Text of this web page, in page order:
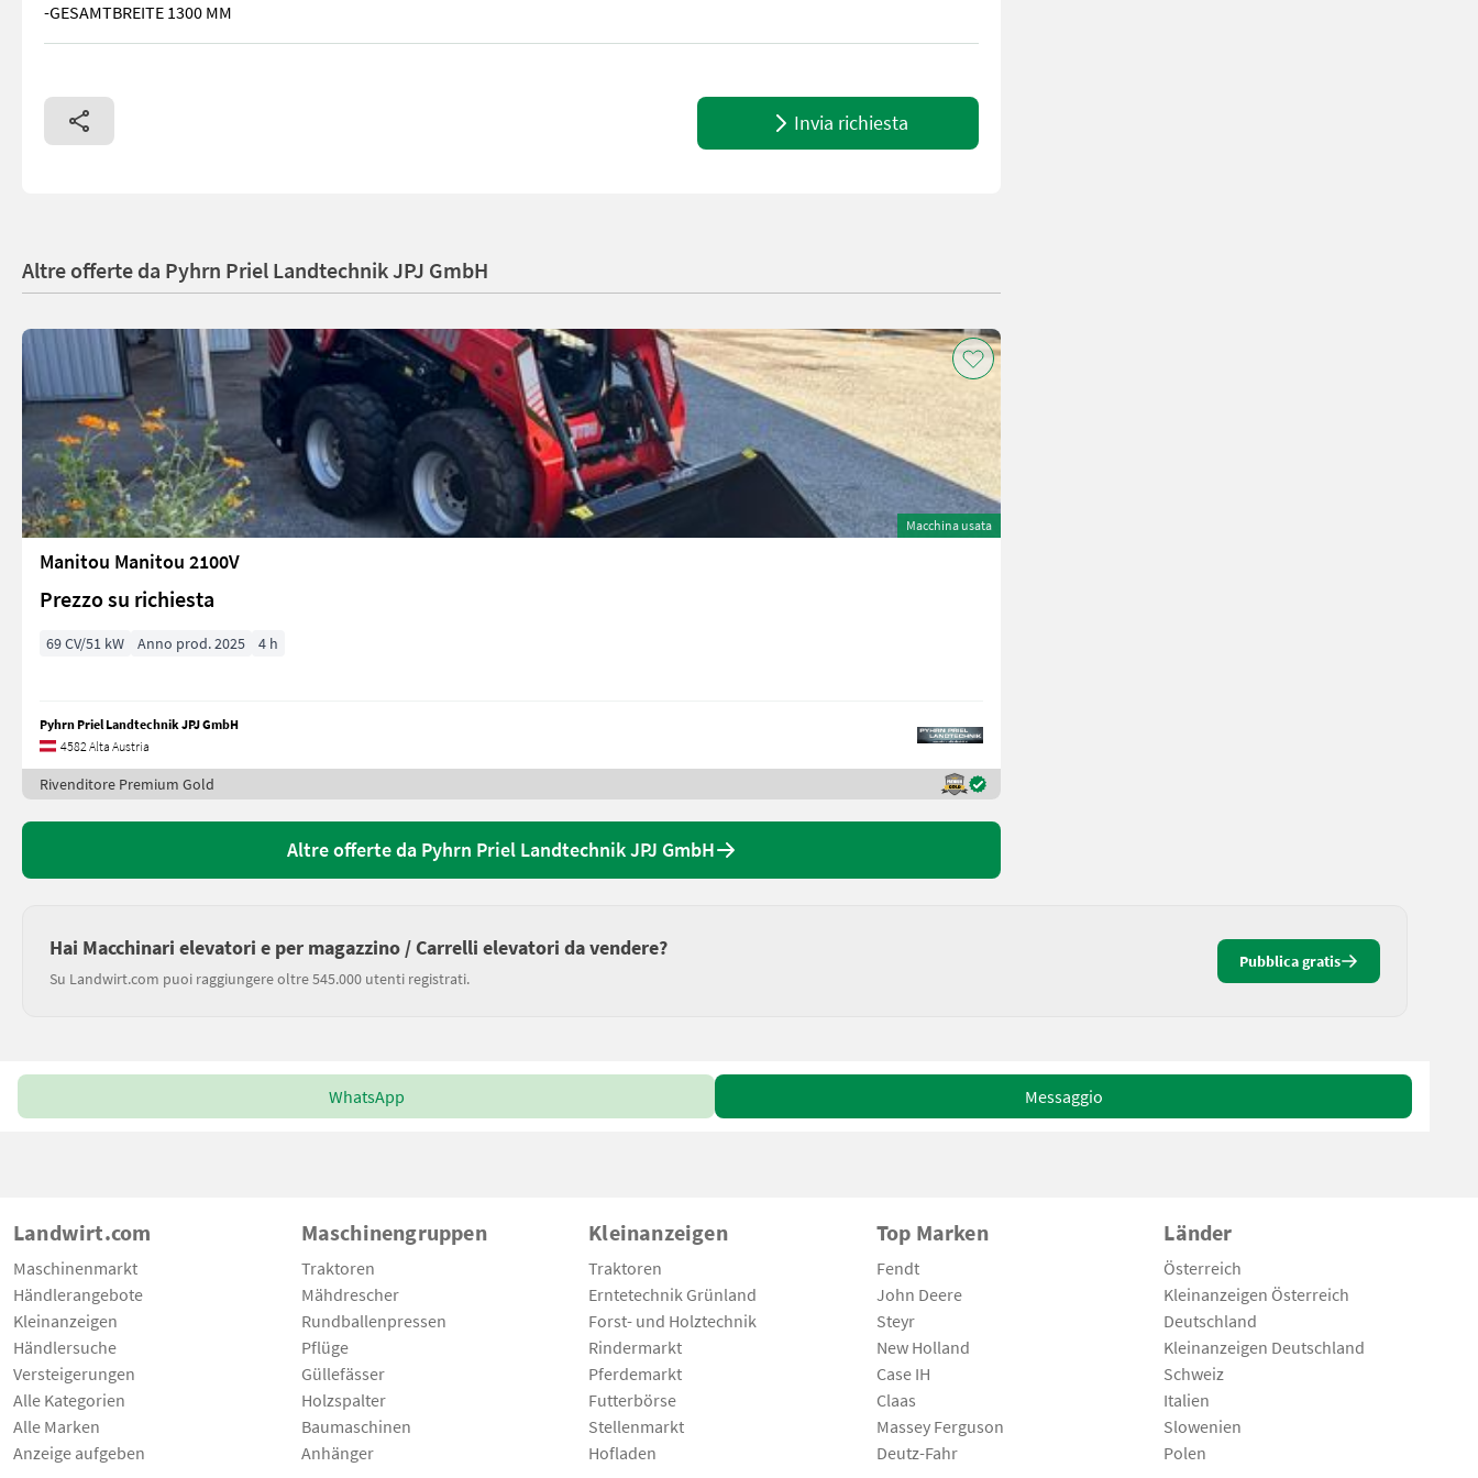
-GESAMTBREITE 1300 MM
Manitou MSI 30 D -MAST TRIPLEX MIT FREIHUB FLT 4700 MM -MASTNEIGUNG 1210 VORZURUCK -GABELTRAGER BREITE 1260 MM -GABEL 100X45X1200 MM -JSM JOYSTICK SWITCH AND MOVE 3.
Invia richiesta
Altre offerte da Pyhrn Priel Landtechnik JPJ GmbH
Macchina usata
Manitou Manitou 2100V
Prezzo su richiesta
69 CV/51 kW Anno prod. 2025 4 h
Pyhrn Priel Landtechnik JPJ GmbH
4582 Alta Austria
Rivenditore Premium Gold
Altre offerte da Pyhrn Priel Landtechnik JPJ GmbH
Hai Macchinari elevatori e per magazzino / Carrelli elevatori da vendere?
Su Landwirt.com puoi raggiungere oltre 545.000 utenti registrati.
Pubblica gratis
WhatsApp Messaggio
Landwirt.com
Maschinenmarkt
Händlerangebote
Kleinanzeigen
Händlersuche
Versteigerungen
Alle Kategorien
Alle Marken
Anzeige aufgeben
Maschinengruppen
Traktoren
Mähdrescher
Rundballenpressen
Pflüge
Güllefässer
Holzspalter
Baumaschinen
Anhänger
Kleinanzeigen
Traktoren
Erntetechnik Grünland
Forst- und Holztechnik
Rindermarkt
Pferdemarkt
Futterbörse
Stellenmarkt
Hofladen
Top Marken
Fendt
John Deere
Steyr
New Holland
Case IH
Claas
Massey Ferguson
Deutz-Fahr
Länder
Österreich
Kleinanzeigen Österreich
Deutschland
Kleinanzeigen Deutschland
Schweiz
Italien
Slowenien
Polen